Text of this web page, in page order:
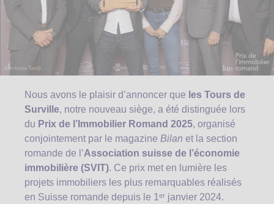
Nous avons le plaisir d’annoncer que les Tours de
Surville, notre nouveau siège, a été distinguée lors
du Prix de l’Immobilier Romand 2025, organisé
conjointement par le magazine Bilan et la section
romande de l’Association suisse de l’économie
immobilière (SVIT). Ce prix met en lumière les
projets immobiliers les plus remarquables réalisés
en Suisse romande depuis le 1ᵉʳ janvier 2024.